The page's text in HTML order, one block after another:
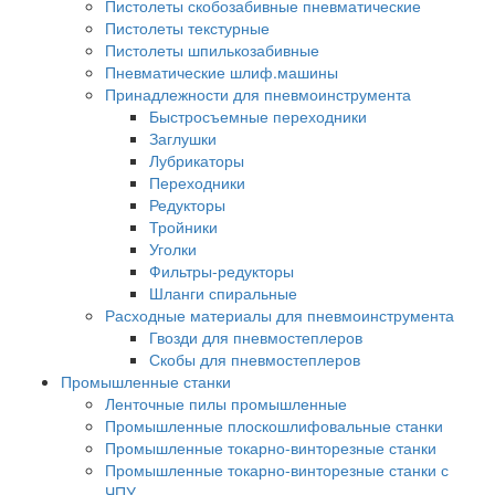
Пистолеты скобозабивные пневматические
Пистолеты текстурные
Пистолеты шпилькозабивные
Пневматические шлиф.машины
Принадлежности для пневмоинструмента
Быстросъемные переходники
Заглушки
Лубрикаторы
Переходники
Редукторы
Тройники
Уголки
Фильтры-редукторы
Шланги спиральные
Расходные материалы для пневмоинструмента
Гвозди для пневмостеплеров
Скобы для пневмостеплеров
Промышленные станки
Ленточные пилы промышленные
Промышленные плоскошлифовальные станки
Промышленные токарно-винторезные станки
Промышленные токарно-винторезные станки с